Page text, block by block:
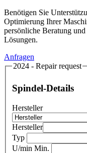
Benötigen Sie
Optimierung Ihrer
persönliche Beratung
Lösungen.
Anfragen
2024 - Repair request
Spindel-Details
Hersteller
Hersteller
Typ
U/min Min.